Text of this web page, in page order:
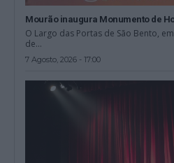
Mourão inaugura Monumento de
O Largo das Portas de São Bento,
de...
7 Agosto, 2026 - 17:00